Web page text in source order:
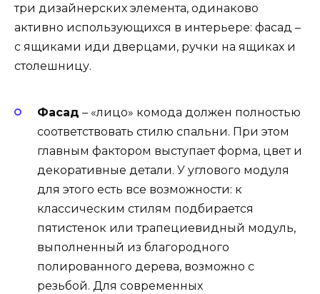
три дизайнерских элемента, одинаково
активно использующихся в интерьере: фасад –
с ящиками иди дверцами, ручки на ящиках и
столешницу.
Фасад – «лицо» комода должен полностью
соответствовать стилю спальни. При этом
главным фактором выступает форма, цвет и
декоративные детали. У углового модуля
для этого есть все возможности: к
классическим стилям подбирается
пятистенок или трапециевидный модуль,
выполненный из благородного
полированного дерева, возможно с
резьбой. Для современных